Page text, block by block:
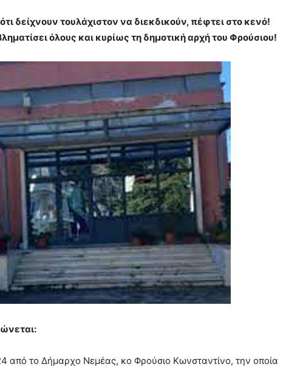
δείχνουν τουλάχιστον να διεκδικούν, πέφτει στο κενό!
όλους και κυρίως τη δημοτική αρχή του Φρούσιου!
από το Δήμαρχο Νεμέας, κο Φρούσιο Κωνσταντίνο, την οποία